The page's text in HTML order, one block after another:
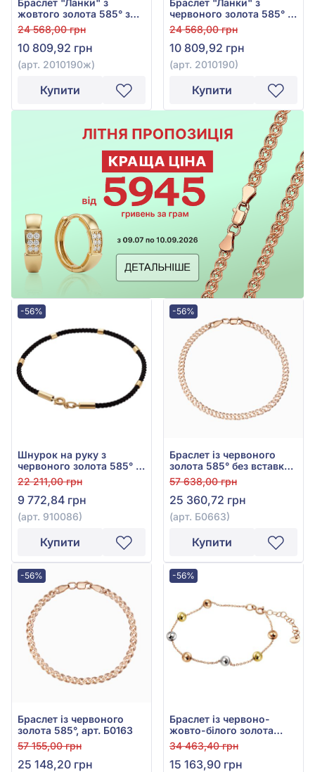
Браслет "Ланки" з
жовтого золота 585° з
Перламутром, арт.
2010190ж
24 568,00 грн
10 809,92 грн
(арт. 2010190ж)
Купити
Браслет "Ланки" з
червоного золота 585° з
перламутром, арт.
2010190
24 568,00 грн
10 809,92 грн
(арт. 2010190)
Купити
-56%
Шнурок на руку з
червоного золота 585° з
чорним текстилем, арт.
910086
22 211,00 грн
9 772,84 грн
(арт. 910086)
Купити
-56%
Браслет із червоного
золота 585° без вставки,
арт. Б0663
57 638,00 грн
25 360,72 грн
(арт. Б0663)
Купити
-56%
Браслет із червоного
золота 585°, арт. Б0163
57 155,00 грн
25 148,20 грн
-56%
Браслет із червоно-
жовто-білого золота
585°, без вставки, арт.
820237
34 463,40 грн
15 163,90 грн